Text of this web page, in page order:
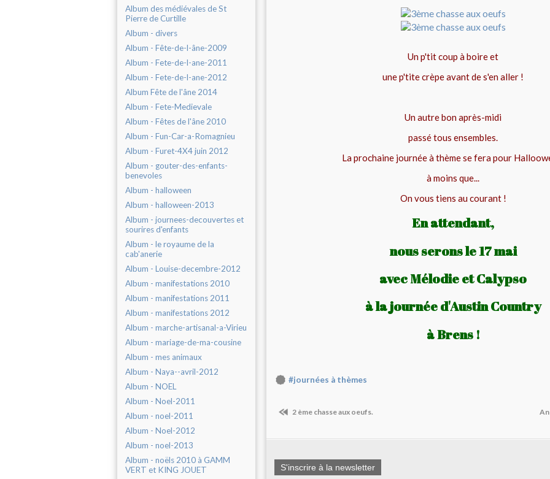
Album des médiévales de St
Pierre de Curtille
Album - divers
Album - Fête-de-l-âne-2009
Album - Fete-de-l-ane-2011
Album - Fete-de-l-ane-2012
Album Fête de l'âne 2014
Album - Fete-Medievale
Album - Fêtes de l'âne 2010
Album - Fun-Car-a-Romagnieu
Album - Furet-4X4 juin 2012
Album - gouter-des-enfants-
benevoles
Album - halloween
Album - halloween-2013
Album - journees-decouvertes et
sourires d'enfants
Album - le royaume de la
cab'anerie
Album - Louise-decembre-2012
Album - manifestations 2010
Album - manifestations 2011
Album - manifestations 2012
Album - marche-artisanal-a-Virieu
Album - mariage-de-ma-cousine
Album - mes animaux
Album - Naya--avril-2012
Album - NOEL
Album - Noel-2011
Album - noel-2011
Album - Noel-2012
Album - noel-2013
Album - noëls 2010 à GAMM
VERT et KING JOUET
Un p'tit coup à boire et
une p'tite crèpe avant de s'en aller !
Un autre bon après-midi
passé tous ensembles.
La prochaine journée à thème se fera pour
à moins que...
On vous tiens au courant !
En attendant,
nous serons le 17 mai
avec Mélodie et Calypso
à la journée d'Austin Country
à Brens !
#journées à thèmes
2 ème chasse aux oeufs.
S'inscrire à la newsletter